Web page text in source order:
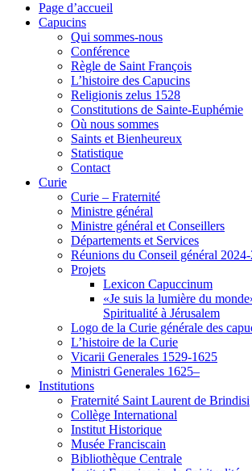
Page d’accueil
Capucins
Qui sommes-nous
Conférence
Règle de Saint François
L’histoire des Capucins
Religionis zelus 1528
Constitutions de Sainte-Euphémie
Où nous sommes
Saints et Bienheureux
Statistique
Contact
Curie
Curie – Fraternité
Ministre général
Ministre général et Conseillers
Départements et Services
Réunions du Conseil général
Projets
Lexicon Capuccinum
«Je suis la lumière du
Spiritualité à Jérusalem
Logo de la Curie générale des
L’histoire de la Curie
Vicarii Generales 1529-1625
Ministri Generales 1625–
Institutions
Fraternité Saint Laurent de Brindisi
Collège International
Institut Historique
Musée Franciscain
Bibliothèque Centrale